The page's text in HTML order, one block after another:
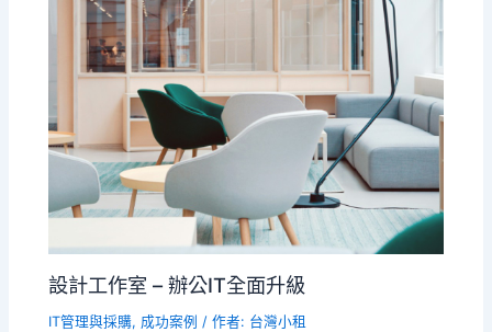
設計工作室 – 辦公IT全面升級
IT管理與採購, 成功案例 / 作者: 台灣小租